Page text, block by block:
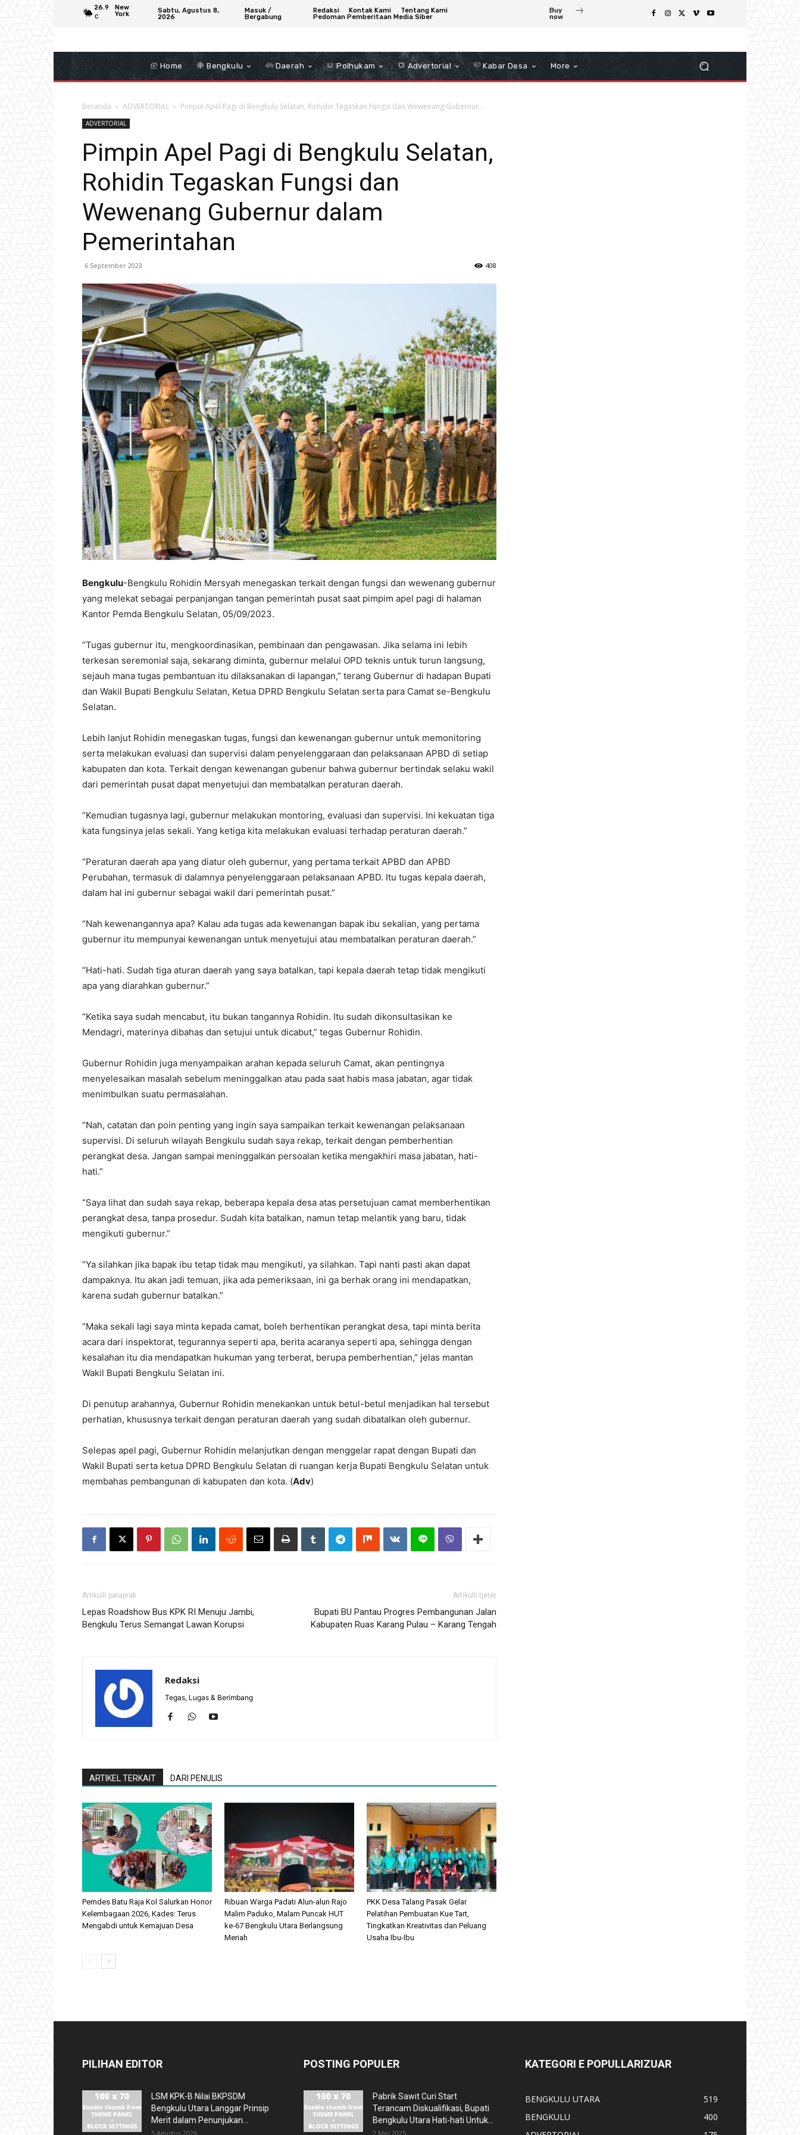
26.9
C
New
York
Sabtu, Agustus 8,
2026
Masuk /
Bergabung
Redaksi Kontak Kami
Tentang Kami
Pedoman Pemberitaan Media Siber
Buy
now
Home Bengkulu Daerah Polhukam Advertorial Kabar Desa More
Beranda ADVERTORIAL Pimpin Apel Pagi di Bengkulu Selatan, Rohidin Tegaskan Fungsi dan Wewenang Gubernur...
ADVERTORIAL
Pimpin Apel Pagi di Bengkulu Selatan,
Rohidin Tegaskan Fungsi dan
Wewenang Gubernur dalam
Pemerintahan
6 September 2023 408
Bengkulu-Bengkulu Rohidin Mersyah menegaskan terkait dengan fungsi dan wewenang gubernur
yang melekat sebagai perpanjangan tangan pemerintah pusat saat pimpim apel pagi di halaman
Kantor Pemda Bengkulu Selatan, 05/09/2023.
“Tugas gubernur itu, mengkoordinasikan, pembinaan dan pengawasan. Jika selama ini lebih
terkesan seremonial saja, sekarang diminta, gubernur melalui OPD teknis untuk turun langsung,
sejauh mana tugas pembantuan itu dilaksanakan di lapangan,” terang Gubernur di hadapan Bupati
dan Wakil Bupati Bengkulu Selatan, Ketua DPRD Bengkulu Selatan serta para Camat se-Bengkulu
Selatan.
Lebih lanjut Rohidin menegaskan tugas, fungsi dan kewenangan gubernur untuk memonitoring
serta melakukan evaluasi dan supervisi dalam penyelenggaraan dan pelaksanaan APBD di setiap
kabupaten dan kota. Terkait dengan kewenangan gubenur bahwa gubernur bertindak selaku wakil
dari pemerintah pusat dapat menyetujui dan membatalkan peraturan daerah.
“Kemudian tugasnya lagi, gubernur melakukan montoring, evaluasi dan supervisi. Ini kekuatan tiga
kata fungsinya jelas sekali. Yang ketiga kita melakukan evaluasi terhadap peraturan daerah.”
“Peraturan daerah apa yang diatur oleh gubernur, yang pertama terkait APBD dan APBD
Perubahan, termasuk di dalamnya penyelenggaraan pelaksanaan APBD. Itu tugas kepala daerah,
dalam hal ini gubernur sebagai wakil dari pemerintah pusat.”
“Nah kewenangannya apa? Kalau ada tugas ada kewenangan bapak ibu sekalian, yang pertama
gubernur itu mempunyai kewenangan untuk menyetujui atau membatalkan peraturan daerah.”
“Hati-hati. Sudah tiga aturan daerah yang saya batalkan, tapi kepala daerah tetap tidak mengikuti
apa yang diarahkan gubernur.”
“Ketika saya sudah mencabut, itu bukan tangannya Rohidin. Itu sudah dikonsultasikan ke
Mendagri, materinya dibahas dan setujui untuk dicabut,” tegas Gubernur Rohidin.
Gubernur Rohidin juga menyampaikan arahan kepada seluruh Camat, akan pentingnya
menyelesaikan masalah sebelum meninggalkan atau pada saat habis masa jabatan, agar tidak
menimbulkan suatu permasalahan.
“Nah, catatan dan poin penting yang ingin saya sampaikan terkait kewenangan pelaksanaan
supervisi. Di seluruh wilayah Bengkulu sudah saya rekap, terkait dengan pemberhentian
perangkat desa. Jangan sampai meninggalkan persoalan ketika mengakhiri masa jabatan, hati-
hati.”
“Saya lihat dan sudah saya rekap, beberapa kepala desa atas persetujuan camat memberhentikan
perangkat desa, tanpa prosedur. Sudah kita batalkan, namun tetap melantik yang baru, tidak
mengikuti gubernur.”
“Ya silahkan jika bapak ibu tetap tidak mau mengikuti, ya silahkan. Tapi nanti pasti akan dapat
dampaknya. Itu akan jadi temuan, jika ada pemeriksaan, ini ga berhak orang ini mendapatkan,
karena sudah gubernur batalkan.”
“Maka sekali lagi saya minta kepada camat, boleh berhentikan perangkat desa, tapi minta berita
acara dari inspektorat, tegurannya seperti apa, berita acaranya seperti apa, sehingga dengan
kesalahan itu dia mendapatkan hukuman yang terberat, berupa pemberhentian,” jelas mantan
Wakil Bupati Bengkulu Selatan ini.
Di penutup arahannya, Gubernur Rohidin menekankan untuk betul-betul menjadikan hal tersebut
perhatian, khususnya terkait dengan peraturan daerah yang sudah dibatalkan oleh gubernur.
Selepas apel pagi, Gubernur Rohidin melanjutkan dengan menggelar rapat dengan Bupati dan
Wakil Bupati serta ketua DPRD Bengkulu Selatan di ruangan kerja Bupati Bengkulu Selatan untuk
membahas pembangunan di kabupaten dan kota. (Adv)
Artikulli paraprak
Lepas Roadshow Bus KPK RI Menuju Jambi,
Bengkulu Terus Semangat Lawan Korupsi
Artikulli tjetër
Bupati BU Pantau Progres Pembangunan Jalan
Kabupaten Ruas Karang Pulau – Karang Tengah
Redaksi
Tegas, Lugas & Berimbang
ARTIKEL TERKAIT DARI PENULIS
Pemdes Batu Raja Kol Salurkan Honor
Kelembagaan 2026, Kades: Terus
Mengabdi untuk Kemajuan Desa
Ribuan Warga Padati Alun-alun Rajo
Malim Paduko, Malam Puncak HUT
ke-67 Bengkulu Utara Berlangsung
Meriah
PKK Desa Talang Pasak Gelar
Pelatihan Pembuatan Kue Tart,
Tingkatkan Kreativitas dan Peluang
Usaha Ibu-Ibu
PILIHAN EDITOR
LSM KPK-B Nilai BKPSDM
Bengkulu Utara Langgar Prinsip
Merit dalam Penunjukan...
5 Agustus 2026
POSTING POPULER
Pabrik Sawit Curi Start
Terancam Diskualifikasi, Bupati
Bengkulu Utara Hati-hati Untuk...
2 Mei 2025
KATEGORI E POPULLARIZUAR
BENGKULU UTARA
519
BENGKULU
400